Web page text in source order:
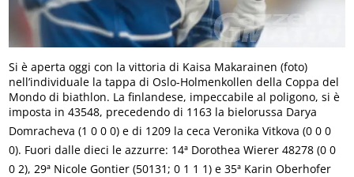
Si è aperta oggi con la vittoria di Kaisa Makarainen (foto)
nell’individuale la tappa di Oslo-Holmenkollen della Coppa del
Mondo di biathlon. La finlandese, impeccabile al poligono, si è
imposta in 43548, precedendo di 1163 la bielorussa Darya
Domracheva (1 0 0 0) e di 1209 la ceca Veronika Vitkova (0 0 0
0). Fuori dalle dieci le azzurre: 14ª Dorothea Wierer 48278 (0 0
0 2), 29ª Nicole Gontier (50131; 0 1 1 1) e 35ª Karin Oberhofer